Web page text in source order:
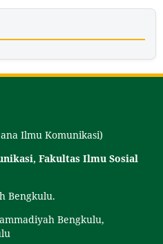
Ilmu Komunikasi)
Fakultas Ilmu Sosial
Bengkulu.
Bengkulu,